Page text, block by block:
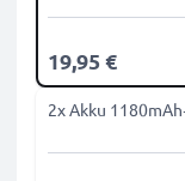
19,95 €
2x Akku